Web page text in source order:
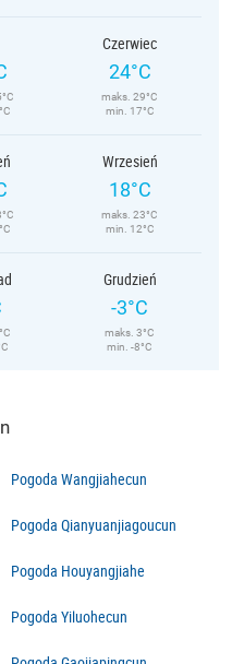
Czerwiec
24°C
maks. 29°C
min. 17°C
Wrzesień
18°C
maks. 23°C
min. 12°C
Grudzień
-3°C
maks. 3°C
min. -8°C
Pogoda Wangjiahecun
Pogoda Qianyuanjiagoucun
Pogoda Houyangjiahe
Pogoda Yiluohecun